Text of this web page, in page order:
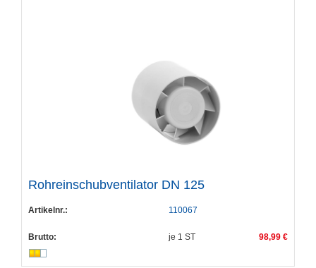
Rohreinschubventilator DN 125
Artikelnr.: 110067
Brutto: je 1 ST 98,99 €